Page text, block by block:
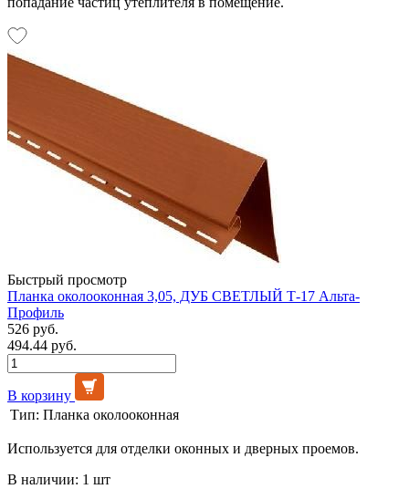
Быстрый просмотр
Планка околооконная 3,05, ДУБ СВЕТЛЫЙ Т-17 Альта-
Профиль
526 руб.
494.44 руб.
В корзину
Тип: Планка околооконная
Используется для отделки оконных и дверных проемов.
В наличии: 1 шт